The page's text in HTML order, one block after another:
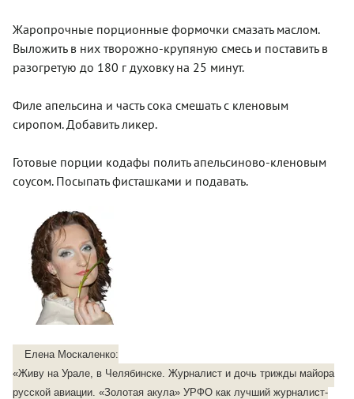
Жаропрочные порционные формочки смазать маслом.
Выложить в них творожно-крупяную смесь и поставить в
разогретую до 180 г духовку на 25 минут.
Филе апельсина и часть сока смешать с кленовым
сиропом. Добавить ликер.
Готовые порции кодафы полить апельсиново-кленовым
соусом. Посыпать фисташками и подавать.
Елена Москаленко:
«Живу на Урале, в Челябинске. Журналист и дочь трижды майора
русской авиации. «Золотая акула» УРФО как лучший журналист-